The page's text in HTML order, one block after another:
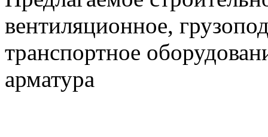
вентиляционное,
транспортное
арматура